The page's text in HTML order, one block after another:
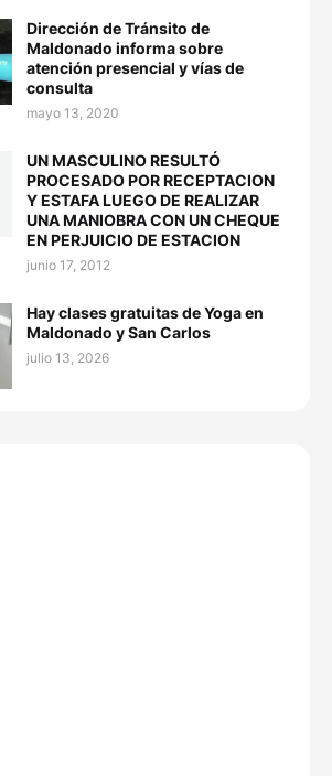
Dirección de Tránsito de
Maldonado informa sobre
atención presencial y vías de
consulta
mayo 13, 2020
UN MASCULINO RESULTÓ
PROCESADO POR RECEPTACION
Y ESTAFA LUEGO DE REALIZAR
UNA MANIOBRA CON UN CHEQUE
EN PERJUICIO DE ESTACION
junio 17, 2012
Hay clases gratuitas de Yoga en
Maldonado y San Carlos
julio 13, 2026